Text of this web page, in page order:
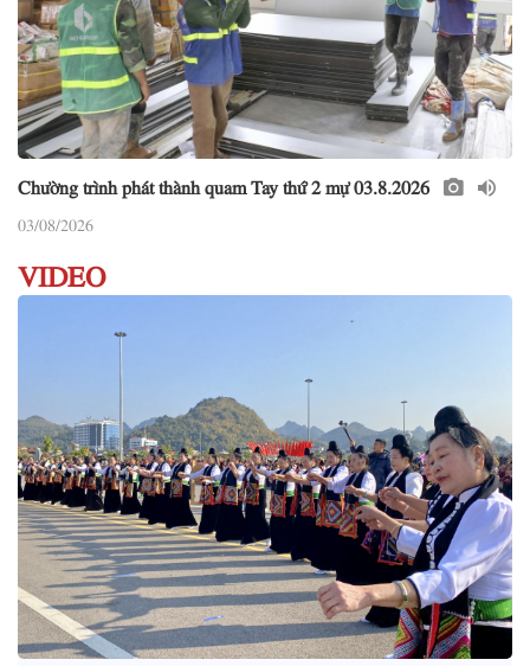
Chường trình phát thành quam Tay thứ 2 mự 03.8.2026
03/08/2026
VIDEO